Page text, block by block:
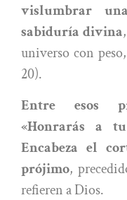
vislumbrar
sabiduría divina
universo con
20).
Entre esos
«Honrarás a
Encabeza el
prójimo,
refieren a Dios.